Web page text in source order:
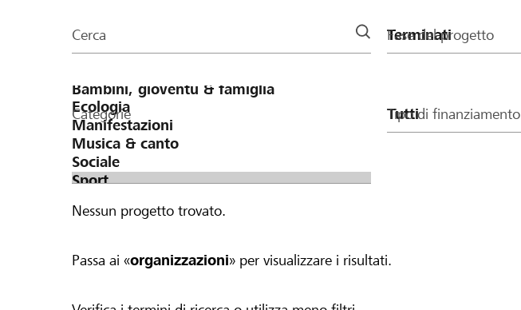
della
Cerca Fase del progetto
Categorie Tipo di finanziamento
Nessun progetto trovato.
Passa ai «organizzazioni» per visualizzare i risultati.